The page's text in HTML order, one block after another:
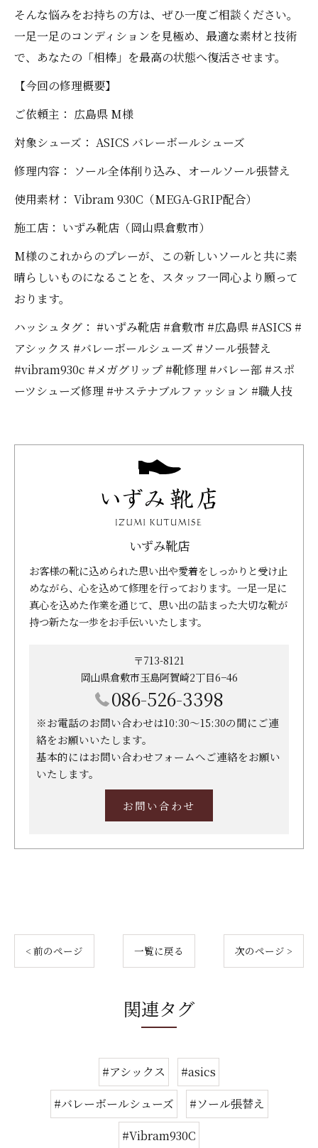
そんな悩みをお持ちの方は、ぜひ一度ご相談ください。
一足一足のコンディションを見極め、最適な素材と技術
で、あなたの「相棒」を最高の状態へ復活させます。
【今回の修理概要】
ご依頼主： 広島県 M様
対象シューズ： ASICS バレーボールシューズ
修理内容： ソール全体削り込み、オールソール張替え
使用素材： Vibram 930C（MEGA-GRIP配合）
施工店： いずみ靴店（岡山県倉敷市）
M様のこれからのプレーが、この新しいソールと共に素
晴らしいものになることを、スタッフ一同心より願って
おります。
ハッシュタグ： #いずみ靴店 #倉敷市 #広島県 #ASICS #
アシックス #バレーボールシューズ #ソール張替え
#vibram930c #メガグリップ #靴修理 #バレー部 #スポ
ーツシューズ修理 #サステナブルファッション #職人技
いずみ靴店
お客様の靴に込められた思い出や愛着をしっかりと受け止
めながら、心を込めて修理を行っております。一足一足に
真心を込めた作業を通じて、思い出の詰まった大切な靴が
持つ新たな一歩をお手伝いいたします。
〒713-8121
岡山県倉敷市玉島阿賀崎2丁目6−46
086-526-3398
※お電話のお問い合わせは10:30～15:30の間にご連
絡をお願いいたします。
基本的にはお問い合わせフォームへご連絡をお願い
いたします。
お問い合わせ
< 前のページ 一覧に戻る 次のページ >
関連タグ
#アシックス
#asics
#バレーボールシューズ
#ソール張替え
#Vibram930C